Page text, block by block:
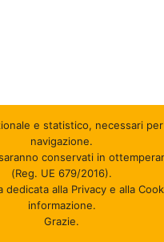
e statistico, necessari
navigazione.
conservati in
(Reg. UE 679/2016).
alla Privacy e alla
informazione.
Grazie.